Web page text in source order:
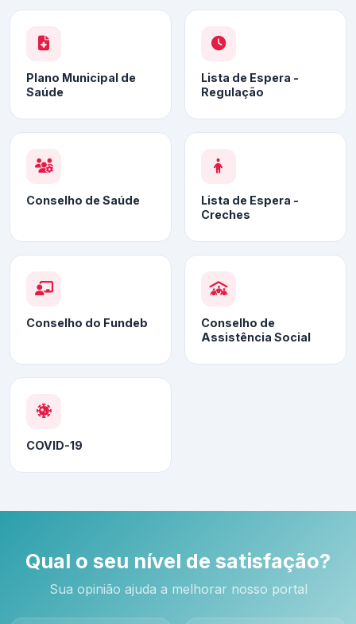
Plano Municipal de
Saúde
Lista de Espera -
Regulação
Conselho de Saúde
Lista de Espera -
Creches
Conselho do Fundeb
Conselho de
Assistência Social
COVID-19
Qual o seu nível de satisfação?
Sua opinião ajuda a melhorar nosso portal